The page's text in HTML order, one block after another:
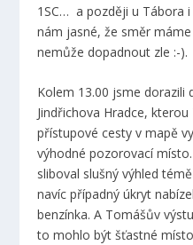
1SC… a později u Tábora
nám jasné, že směr
nemůže dopadnout zle :-).
Kolem 13.00 jsme dorazili
Jindřichova Hradce,
přístupové cesty v mapě
výhodné pozorovací
sliboval slušný výhled
navíc případný úkryt
benzínka. A Tomášův
to mohlo být šťastné